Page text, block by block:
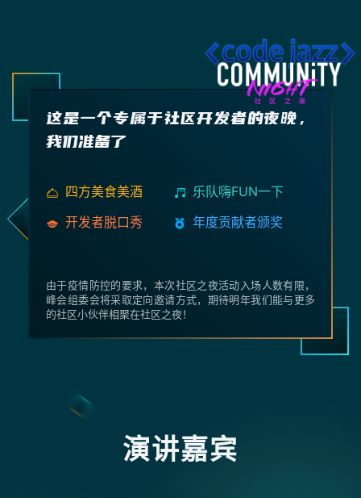
这是一个专属于社区开发者的夜晚，
我们准备了
四方美食美酒
乐队嗨FUN一下
开发者脱口秀
年度贡献者颁奖
由于疫情防控的要求，本次社区之夜活动入场人数有限，
峰会组委会将采取定向邀请方式，期待明年我们能与更多
的社区小伙伴相聚在社区之夜！
演讲嘉宾